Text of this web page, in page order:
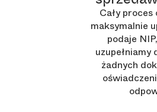
Cały
maksymalnie
podaje
uzupełniamy
żadnych